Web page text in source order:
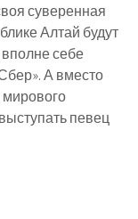
суверенная
Алтай будут
вполне себе
А вместо
певец